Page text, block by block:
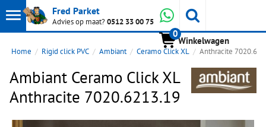
Toon
hoofdmenu
Fred Parket
Advies op maat?0512 33 00 75 Whatsapp
0
Winkelwagen
Home Rigid click PVC Ambiant Ceramo Click XL Anthracite
Ambiant Ceramo Click XL
Anthracite 7020.6213.19